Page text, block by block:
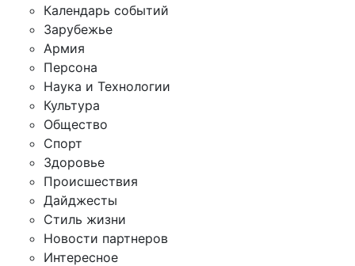
Календарь событий
Зарубежье
Армия
Персона
Наука и Технологии
Культура
Общество
Спорт
Здоровье
Происшествия
Дайджесты
Стиль жизни
Новости партнеров
Интересное